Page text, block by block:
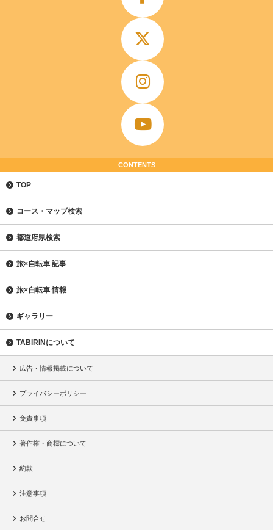
CONTENTS
TOP
コース・マップ検索
都道府県検索
旅×自転車 記事
旅×自転車 情報
ギャラリー
TABIRINについて
広告・情報掲載について
プライバシーポリシー
免責事項
著作権・商標について
約款
注意事項
お問合せ